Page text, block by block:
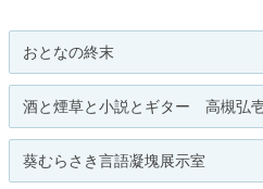
おとなの終末
酒と煙草と小説とギター 高槻弘
葵むらさき言語凝塊展示室